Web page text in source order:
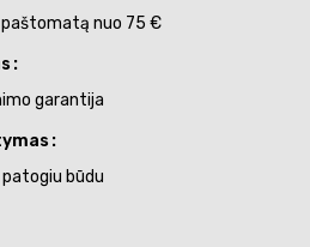
nuo 75 €
garantija
būdu